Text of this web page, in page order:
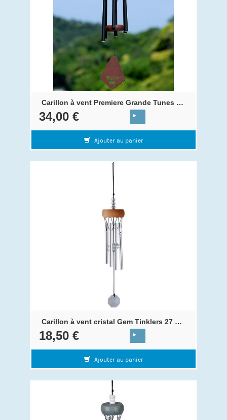
Carillon à vent Premiere Grande Tunes 45 cm Noir - Carillons & Co
34,00 €
Ajouter au panier
Carillon à vent cristal Gem Tinklers 27 cm Crystal
18,50 €
Ajouter au panier